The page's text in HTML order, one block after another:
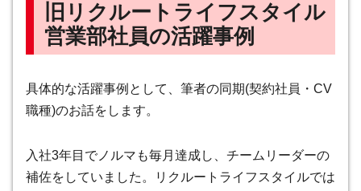
旧リクルートライフスタイル
営業部社員の活躍事例
具体的な活躍事例として、筆者の同期(契約社員・CV
職種)のお話をします。
入社3年目でノルマも毎月達成し、チームリーダーの
補佐をしていました。リクルートライフスタイルでは